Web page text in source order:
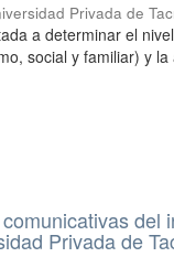
Privada de
a determinar el
social y familiar) y
del
Privada de